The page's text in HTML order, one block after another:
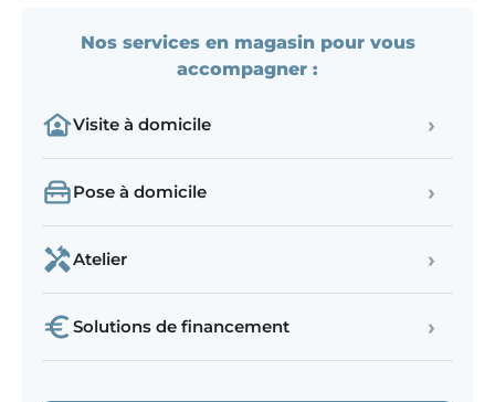
Nos services en magasin pour vous
accompagner :
Visite à domicile ›
Pose à domicile ›
Atelier ›
Solutions de financement ›